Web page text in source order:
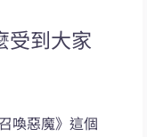
受到大家
喚惡魔》這個